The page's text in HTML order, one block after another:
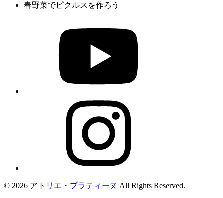
春野菜でピクルスを作ろう
© 2026 アトリエ・プラティーヌ All Rights Reserved.